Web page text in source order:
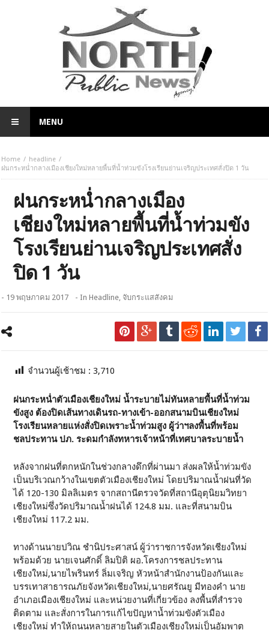
MENU
Home
headline
ฝนกระหน่ำกลางเมืองเชียงใหม่หลายพื้นที่น้ำท่วมขังโรงเรียนย่านเจริญประเทศสั่งปิด 1 วัน
ฝนกระหน่ำกลางเมือง
เชียงใหม่หลายพื้นที่น้ำท่วมขัง
โรงเรียนย่านเจริญประเทศสั่ง
ปิด 1 วัน
- 19 พฤษภาคม 2017 - InHeadline, จับกระแสสังคม
จำนวนผู้เช้าชม :3,710
ฝนกระหน่ำตัวเมืองเชียงใหม่ น้ำระบายไม่ทันหลายพื้นที่น้ำท่วม
ขังสูง ต้องปิดเส้นทางเดินรถ-ทางเข้า-ออกสนามบินเชียงใหม่
โรงเรียนหลายแห่งสั่งปิดเพราะน้ำท่วมสูง ผู้ว่าฯลงพื้นที่พร้อม
ชลประทาน ปภ. ระดมกำลังทหารเจ้าหน้าที่เทศบาลระบายน้ำ
หลังจากฝนที่ตกหนักในช่วงกลางดึกที่ผ่านมา ส่งผลให้น้ำท่วมขัง
เป็นบริเวณกว้างในเขตตัวเมืองเชียงใหม่ โดยปริมาณน้ำฝนที่วัด
ได้ 120-130 มิลลิเมตร จากสถานีตรวจวัดที่สถานีอุตุนิยมวิทยา
เชียงใหม่ซึ่งวัดปริมาณน้ำฝนได้ 124.8 มม. และที่สนามบิน
เชียงใหม่ 117.2 มม.
ทางด้านนายปวิณ ชำนิประศาสน์ ผู้ว่าราชการจังหวัดเชียงใหม่
พร้อมด้วย นายเจนศักดิ์ ลิมปิติ ผอ.โครงการชลประทาน
เชียงใหม่,นายไพรินทร์ ลิ่มเจริญ หัวหน้าสำนักงานป้องกันและ
บรรเทาสาธารณภัยจังหวัดเชียงใหม่,นายศรัณยู มีทองคำ นาย
อำเภอเมืองเชียงใหม่ และหน่วยงานที่เกี่ยวข้อง ลงพื้นที่สำรวจ
ติดตาม และสั่งการในการแก้ไขปัญหาน้ำท่วมขังตัวเมือง
เชียงใหม่ ทำให้ถนนหลายสายในตัวเมืองเชียงใหม่เป็นอัมพาต